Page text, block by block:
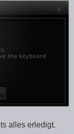
alles erledigt.